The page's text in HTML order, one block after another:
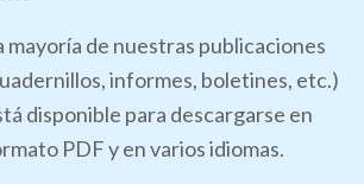
mayoría de nuestras publicaciones
informes, boletines, etc.)
disponible para descargarse en
PDF y en varios idiomas.